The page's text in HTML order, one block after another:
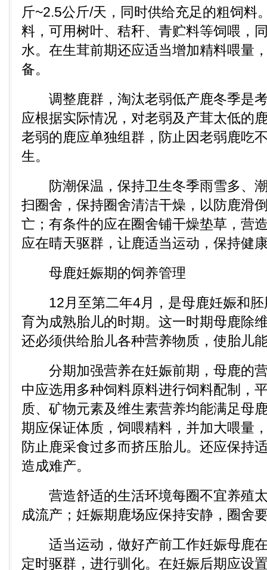
斤~2.5公斤/天，同时供给充足的粗饲料
料，可用树叶、秸秆、青贮料等饲喂，
水。在生茸前期还应适当增加精料喂量
备。
调整鹿群，淘汰老弱低产鹿冬季是考
应根据实际情况，对老弱及产茸太低的
老弱的鹿应单独组群，防止因老弱鹿吃
生。
防潮保温，保持卫生冬季雨雪多、潮
扫圈舍，保持圈舍清洁干燥，以防鹿滑
亡；有条件的应在圈舍铺干燥垫草，营
应在晴天驱群，让鹿适当运动，保持健
母鹿妊娠期的饲养管理
12月至第二年4月，是母鹿妊娠和胚
育为成熟胎儿的时期。这一时期母鹿除
还必须供给胎儿各种营养物质，使胎儿
分期加强营养在妊娠前期，母鹿的营
中应选用多种饲料原料进行饲料配制，
质、矿物元素及维生素营养均能满足母
期应保证体质，饲喂精料，并加大喂量
防止鹿采食过多而挤压胎儿。还应保持
造成难产。
营造舒适的生活环境每圈不宜养殖太
成流产；妊娠期鹿场应保持安静，圈舍
适当运动，做好产前工作妊娠母鹿在
定时驱群，进行驯化。在妊娠后期应设